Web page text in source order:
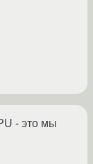
- это мы